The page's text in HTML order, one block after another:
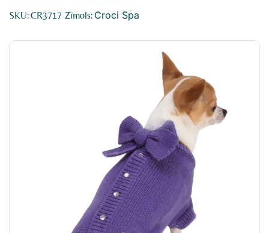
SKU:CR3717 Zīmols: Croci Spa